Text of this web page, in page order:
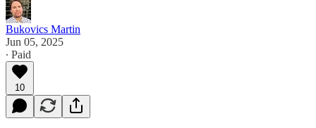
Bukovics Martin
Jun 05, 2025
∙ Paid
10